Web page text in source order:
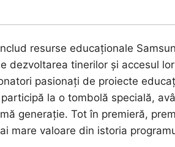
resurse educaționale
dezvoltarea tinerilor și accesul
pasionați de proiecte
la o tombolă specială,
generație. Tot în premieră,
mare valoare din istoria